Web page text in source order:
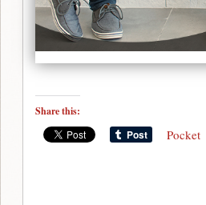
Share this:
Pocket